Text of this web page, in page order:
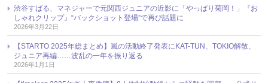
渋谷すばる、マネジャーで元関西ジュニアの近影に「やっぱり菊岡！」『お
しゃれクリップ』“バックショット登場”で再び話題に
2026年3月22日
【STARTO 2025年総まとめ】嵐の活動終了発表にKAT-TUN、TOKIO解散、
ジュニア再編……波乱の一年を振り返る
2026年1月1日